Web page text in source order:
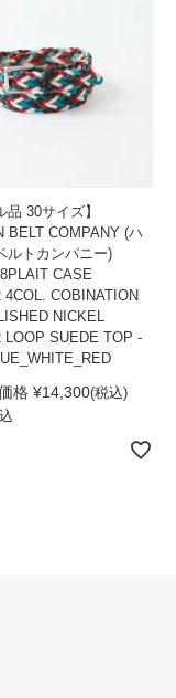
品 30サイズ】
BELT COMPANY (ハ
ルトカンパニー)
CASE
4COL. COBINATION
NICKEL
LOOP SUEDE TOP -
格 ¥14,300